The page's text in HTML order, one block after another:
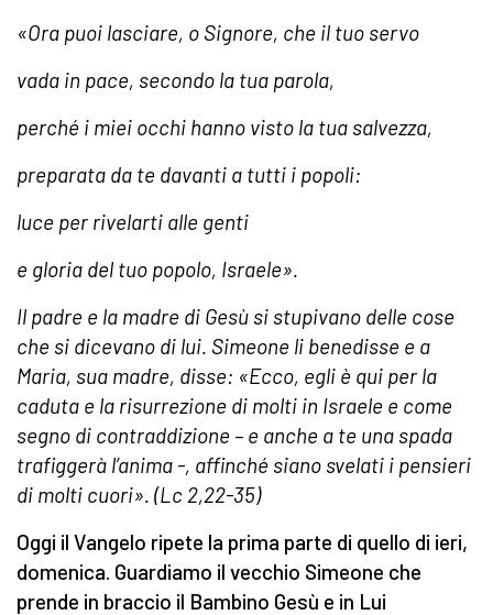
«Ora puoi lasciare, o Signore, che il tuo servo
vada in pace, secondo la tua parola,
perché i miei occhi hanno visto la tua salvezza,
preparata da te davanti a tutti i popoli:
luce per rivelarti alle genti
e gloria del tuo popolo, Israele».
Il padre e la madre di Gesù si stupivano delle cose
che si dicevano di lui. Simeone li benedisse e a
Maria, sua madre, disse: «Ecco, egli è qui per la
caduta e la risurrezione di molti in Israele e come
segno di contraddizione – e anche a te una spada
trafiggerà l’anima -, affinché siano svelati i pensieri
di molti cuori». (Lc 2,22-35)
Oggi il Vangelo ripete la prima parte di quello di ieri,
domenica. Guardiamo il vecchio Simeone che
prende in braccio il Bambino Gesù e in Lui